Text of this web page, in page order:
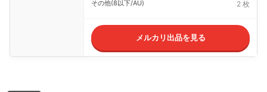
その他(8以下/AU) 2 枚
メルカリ出品を見る